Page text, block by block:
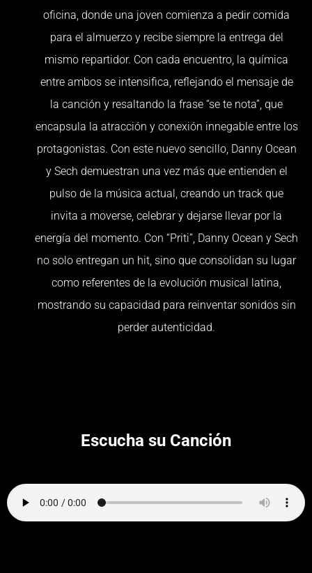
oficina, donde una joven comienza a pedir comida
para el almuerzo y recibe siempre la entrega del
mismo repartidor. Con cada encuentro, la química
entre ambos se intensifica, reflejando el mensaje de
la canción y resaltando la frase “se te nota”, que
encapsula la atracción y conexión innegable entre los
protagonistas. Con este nuevo sencillo, Danny Ocean
y Sech demuestran una vez más que entienden el
pulso de la música actual, creando un track que
invita a moverse, celebrar y dejarse llevar por la
energía del momento. Con “Priti”, Danny Ocean y Sech
no solo entregan un hit, sino que consolidan su lugar
como referentes de la evolución musical latina,
mostrando su capacidad para reinventar sonidos sin
perder autenticidad.
Escucha su Canción